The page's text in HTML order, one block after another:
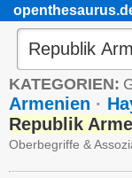
KATEGORIEN:
Armenien ·
Republik
Oberbegriffe &